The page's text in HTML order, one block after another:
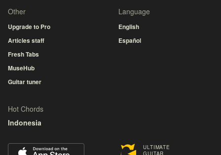
ULTIMATE
Other
Upgrade to Pro
Articles staff
Fresh Tabs
MuseHub
Guitar tuner
Language
English
Español
Hot Chords
Indonesia